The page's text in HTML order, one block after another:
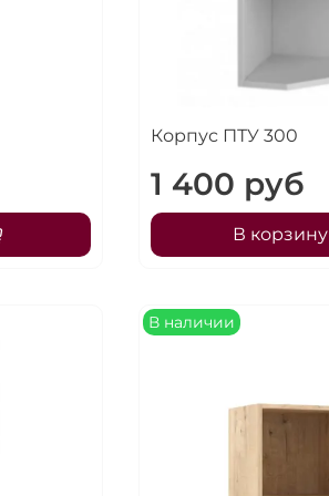
Корпус ПТУ 300
1 400 руб
В корзину
В наличии